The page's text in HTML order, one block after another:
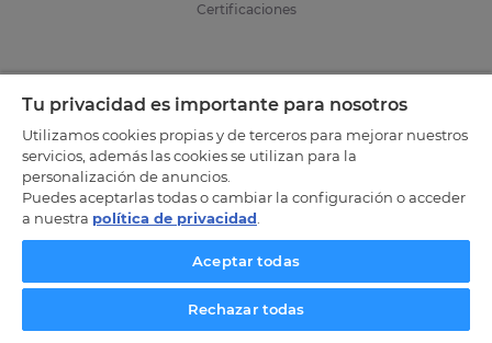
Certificaciones
Tu privacidad es importante para nosotros
Utilizamos cookies propias y de terceros para mejorar nuestros
servicios, además las cookies se utilizan para la
personalización de anuncios.
Puedes aceptarlas todas o cambiar la configuración o acceder
a nuestra política de privacidad
Aceptar todas
Rechazar todas